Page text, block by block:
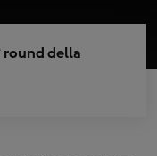
round della